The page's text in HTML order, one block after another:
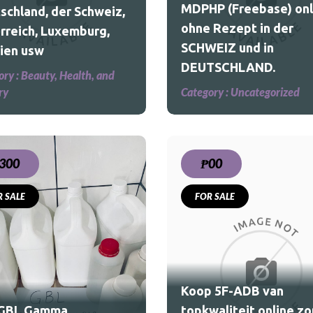
der Schweiz,
Luxemburg,
usw
:Beauty, Health, and
MDPHP (Freebase)
ohne Rezept in der
SCHWEIZ und in
DEUTSCHLAND.
Category : Uncategorized
DEUTSCHLAND.
Category :Uncategorized
Kontaktieren Sie uns
globaleeuropaapotheke@gmail.com
MDPHP Freebase und HCl
in bester Qualität online
zu ermäßigten Preisen
ohne ärztliches Rezept in
Deutschland, der Schweiz,
Luxemburg und
Österreich. Wir sind ein
zuverlässig
SALE
Gamma
₱00
FOR SALE
Koop 5F-ADB van
topkwaliteit online
Koop 5F-ADB van
topkwaliteit online
zonder recept BELGIË en
NL.
Category :Beauty, Health, and